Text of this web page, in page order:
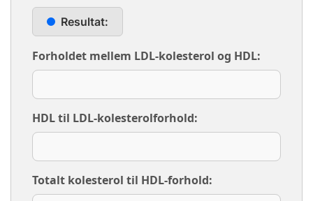
Resultat:
Forholdet mellem LDL-kolesterol og HDL:
HDL til LDL-kolesterolforhold:
Totalt kolesterol til HDL-forhold: